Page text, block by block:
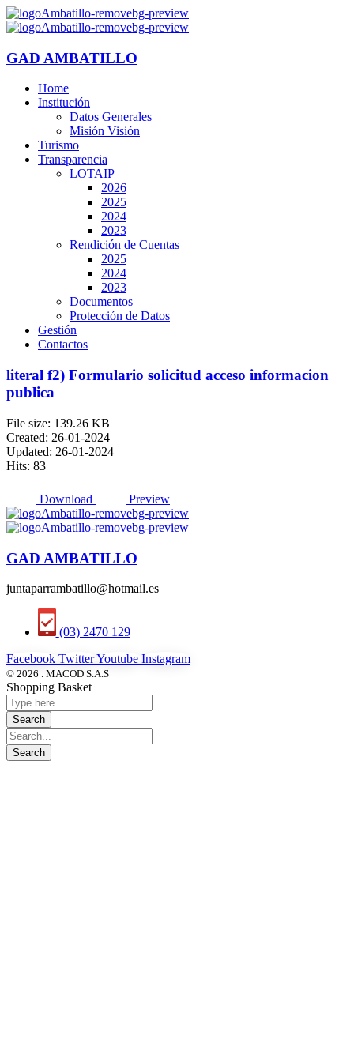
GAD AMBATILLO
Home
Institución
Datos Generales
Misión Visión
Turismo
Transparencia
LOTAIP
2026
2025
2024
2023
Rendición de Cuentas
2025
2024
2023
Documentos
Protección de Datos
Gestión
Contactos
literal f2) Formulario solicitud acceso informacion
publica
File size: 139.26 KB
Created: 26-01-2024
Updated: 26-01-2024
Hits: 83
Download Preview
GAD AMBATILLO
juntaparrambatillo@hotmail.es
(03) 2470 129
Facebook TwitterYoutube Instagram
© 2026 . MACOD S.A.S
Shopping Basket